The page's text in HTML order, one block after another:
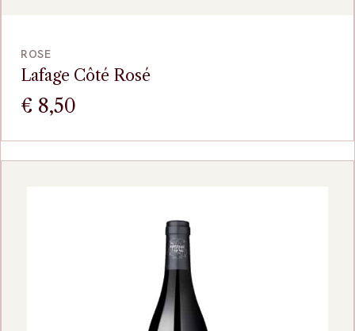
ROSE
Lafage Côté Rosé
€ 8,50